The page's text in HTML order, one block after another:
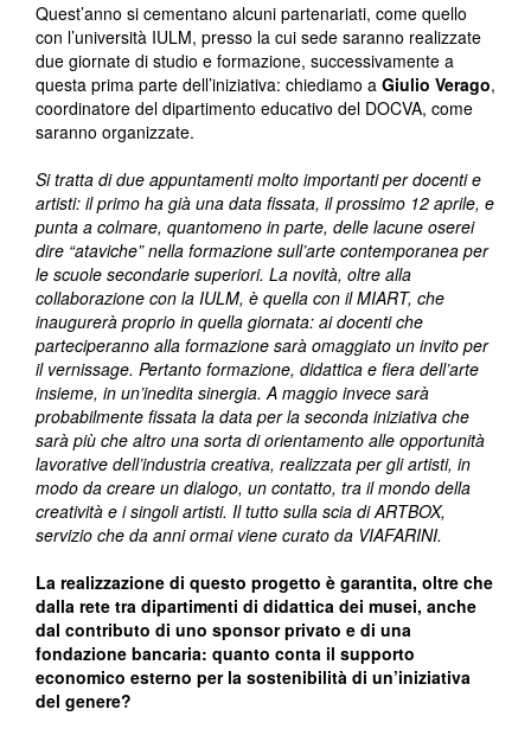
Quest’anno si cementano alcuni partenariati, come quello
con l’università IULM, presso la cui sede saranno realizzate
due giornate di studio e formazione, successivamente a
questa prima parte dell’iniziativa: chiediamo a Giulio Verago,
coordinatore del dipartimento educativo del DOCVA, come
saranno organizzate.
Si tratta di due appuntamenti molto importanti per docenti e
artisti: il primo ha già una data fissata, il prossimo 12 aprile, e
punta a colmare, quantomeno in parte, delle lacune oserei
dire “ataviche” nella formazione sull’arte contemporanea per
le scuole secondarie superiori. La novità, oltre alla
collaborazione con la IULM, è quella con il MIART, che
inaugurerà proprio in quella giornata: ai docenti che
parteciperanno alla formazione sarà omaggiato un invito per
il vernissage. Pertanto formazione, didattica e fiera dell’arte
insieme, in un’inedita sinergia. A maggio invece sarà
probabilmente fissata la data per la seconda iniziativa che
sarà più che altro una sorta di orientamento alle opportunità
lavorative dell’industria creativa, realizzata per gli artisti, in
modo da creare un dialogo, un contatto, tra il mondo della
creatività e i singoli artisti. Il tutto sulla scia di ARTBOX,
servizio che da anni ormai viene curato da VIAFARINI.
La realizzazione di questo progetto è garantita, oltre che
dalla rete tra dipartimenti di didattica dei musei, anche
dal contributo di uno sponsor privato e di una
fondazione bancaria: quanto conta il supporto
economico esterno per la sostenibilità di un’iniziativa
del genere?